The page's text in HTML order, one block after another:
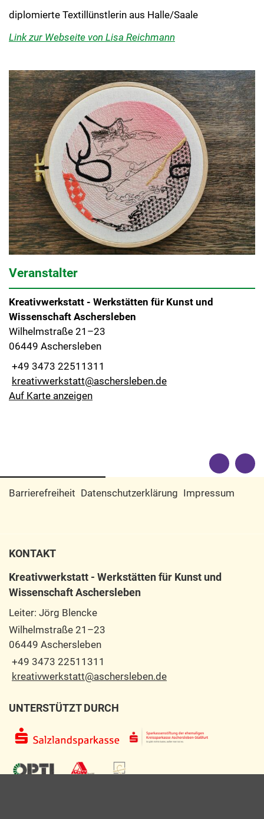
diplomierte Textillünstlerin aus Halle/Saale
Link zur Webseite von Lisa Reichmann
Veranstalter
Kreativwerkstatt - Werkstätten für Kunst und
Wissenschaft Aschersleben
Wilhelmstraße 21–23
06449 Aschersleben
+49 3473 22511311
kreativwerkstatt@aschersleben.de
Auf Karte anzeigen
Barrierefreiheit Datenschutzerklärung Impressum
KONTAKT
Kreativwerkstatt - Werkstätten für Kunst und
Wissenschaft Aschersleben
Leiter: Jörg Blencke
Wilhelmstraße 21–23
06449 Aschersleben
+49 3473 22511311
kreativwerkstatt@aschersleben.de
UNTERSTÜTZT DURCH